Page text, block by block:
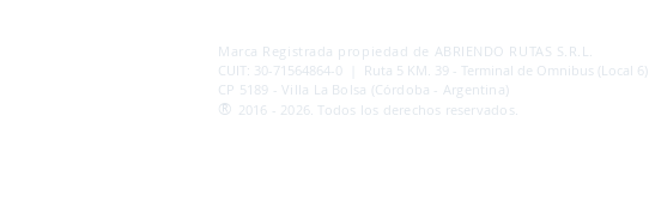
Marca Registrada propiedad de ABRIENDO RUTAS S.R.L.
CUIT: 30-71564864-0 | Ruta 5 KM. 39 - Terminal de Omnibus (Local 6)
CP 5189 - Villa La Bolsa (Córdoba - Argentina)
® 2016 - 2026. Todos los derechos reservados.